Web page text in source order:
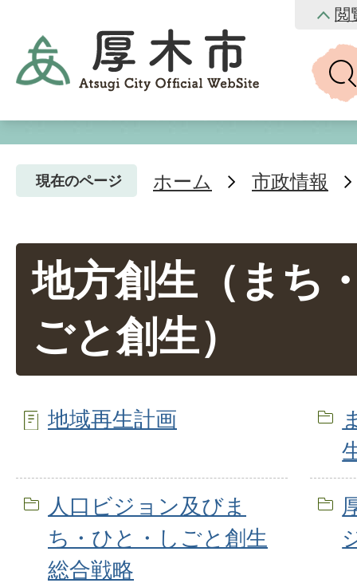
閲
現在のページ ホーム 市政情報
地方創生（まち
ごと創生）
地域再生計画
人口ビジョン及びま
ち・ひと・しごと創生
総合戦略